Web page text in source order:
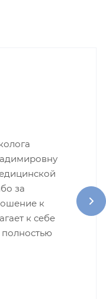
за
к
к себе